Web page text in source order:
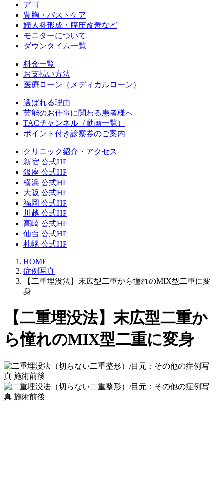
アゴ
豊胸・バストケア
婦人科形成・膣圧改善など
モニターについて
ダウンタイム一覧
料金一覧
お支払い方法
医療ローン（メディカルローン）
選ばれる理由
芸能のお仕事に関わる患者様へ
TACチャンネル（動画一覧）
ポイント付き診察券のご案内
クリニック紹介・アクセス
新宿 公式HP
銀座 公式HP
横浜 公式HP
大阪 公式HP
福岡 公式HP
川越 公式HP
高崎 公式HP
仙台 公式HP
札幌 公式HP
HOME
症例写真
【二重埋没法】末広型二重から憧れのMIX型二重に変
身
【二重埋没法】末広型二重か
ら憧れのMIX型二重に変身